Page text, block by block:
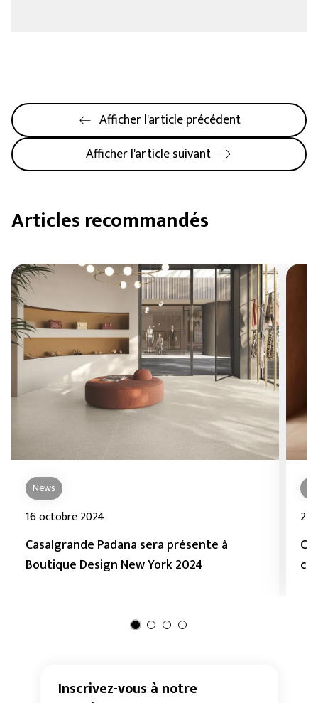
Afficher l'article précédent
Afficher l'article suivant
Articles recommandés
News
16 octobre 2024
Casalgrande Padana sera présente à
Boutique Design New York 2024
25
Inscrivez-vous à notre